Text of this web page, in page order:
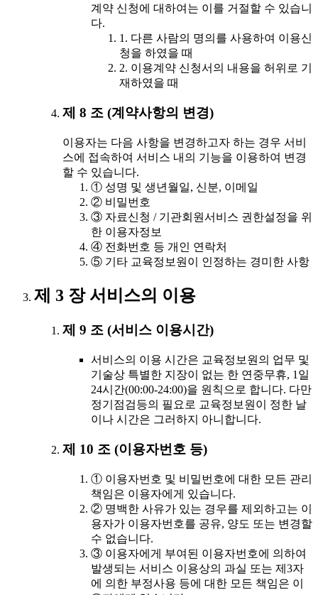
계약 신청에 대하여는 이를 거절할 수 있습니
다.
1. 다른 사람의 명의를 사용하여 이용신
청을 하였을 때
2. 이용계약 신청서의 내용을 허위로 기
재하였을 때
제 8 조 (계약사항의 변경)
이용자는 다음 사항을 변경하고자 하는 경우 서비
스에 접속하여 서비스 내의 기능을 이용하여 변경
할 수 있습니다.
① 성명 및 생년월일, 신분, 이메일
② 비밀번호
③ 자료신청 / 기관회원서비스 권한설정을 위
한 이용자정보
④ 전화번호 등 개인 연락처
⑤ 기타 교육정보원이 인정하는 경미한 사항
제 3 장 서비스의 이용
제 9 조 (서비스 이용시간)
서비스의 이용 시간은 교육정보원의 업무 및
기술상 특별한 지장이 없는 한 연중무휴, 1일
24시간(00:00-24:00)을 원칙으로 합니다. 다만
정기점검등의 필요로 교육정보원이 정한 날
이나 시간은 그러하지 아니합니다.
제 10 조 (이용자번호 등)
① 이용자번호 및 비밀번호에 대한 모든 관리
책임은 이용자에게 있습니다.
② 명백한 사유가 있는 경우를 제외하고는 이
용자가 이용자번호를 공유, 양도 또는 변경할
수 없습니다.
③ 이용자에게 부여된 이용자번호에 의하여
발생되는 서비스 이용상의 과실 또는 제3자
에 의한 부정사용 등에 대한 모든 책임은 이